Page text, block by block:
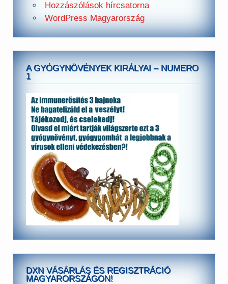
Hozzászólások hírcsatorna
WordPress Magyarország
A GYÓGYNÖVÉNYEK KIRÁLYAI – NUMERO
1
DXN VÁSÁRLÁS ÉS REGISZTRÁCIÓ
MAGYARORSZÁGON!